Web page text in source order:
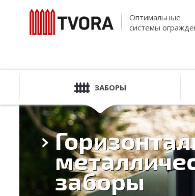
Оптимальные
системы
ЗАБОРЫ
заборы